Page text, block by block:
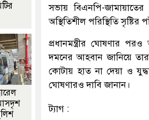
সভায় বিএনপি-
অস্থিতিশীল পরিস্থিতি
প্রধানমন্ত্রীর ঘোষণার
দমনের আহবান জানিয়ে
কোটায় হাত না দেয়া ও
ঘোষণারও দাবি জানান।
ট্যাগ :